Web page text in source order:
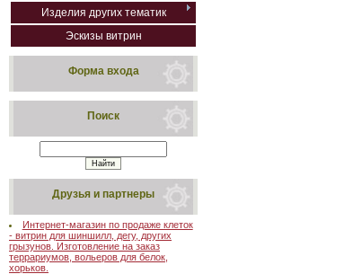
Изделия других тематик
Эскизы витрин
Форма входа
Поиск
Друзья и партнеры
Интернет-магазин по продаже клеток
- витрин для шиншилл, дегу, других
грызунов. Изготовление на заказ
террариумов, вольеров для белок,
хорьков.